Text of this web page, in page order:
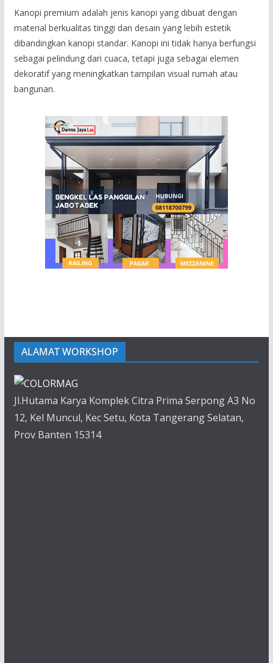
Kanopi premium adalah jenis kanopi yang dibuat dengan
material berkualitas tinggi dan desain yang lebih estetik
dibandingkan kanopi standar. Kanopi ini tidak hanya berfungsi
sebagai pelindung dari cuaca, tetapi juga sebagai elemen
dekoratif yang meningkatkan tampilan visual rumah atau
bangunan.
ALAMAT WORKSHOP
Jl.Hutama Karya Komplek Citra Prima Serpong A3 No
12, Kel Muncul, Kec Setu, Kota Tangerang Selatan,
Prov Banten 15314